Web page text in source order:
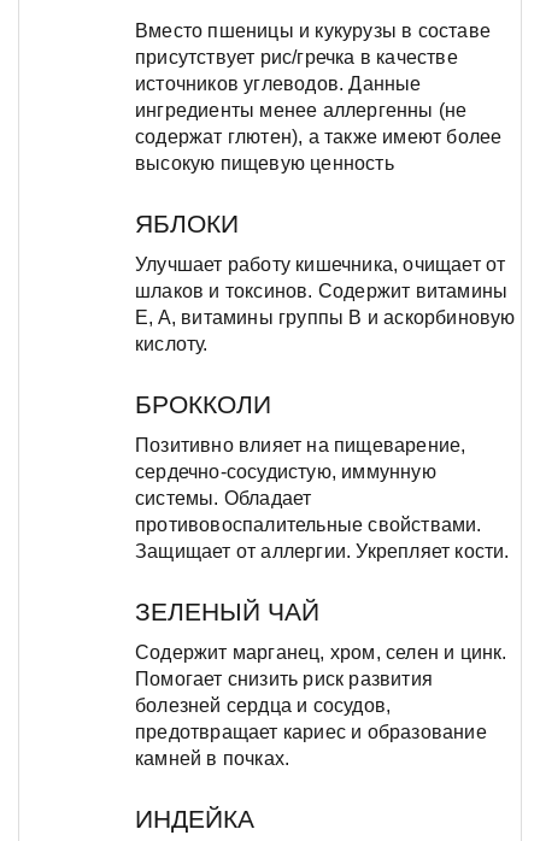
Вместо пшеницы и кукурузы в составе
присутствует рис/гречка в качестве
источников углеводов. Данные
ингредиенты менее аллергенны (не
содержат глютен), а также имеют более
высокую пищевую ценность
ЯБЛОКИ
Улучшает работу кишечника, очищает от
шлаков и токсинов. Содержит витамины
E, A, витамины группы B и аскорбиновую
кислоту.
БРОККОЛИ
Позитивно влияет на пищеварение,
сердечно-сосудистую, иммунную
системы. Обладает
противовоспалительные свойствами.
Защищает от аллергии. Укрепляет кости.
ЗЕЛЕНЫЙ ЧАЙ
Содержит марганец, хром, селен и цинк.
Помогает снизить риск развития
болезней сердца и сосудов,
предотвращает кариес и образование
камней в почках.
ИНДЕЙКА